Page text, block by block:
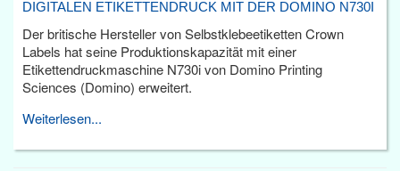
DIGITALEN ETIKETTENDRUCK MIT DER DOMINO N730I
Der britische Hersteller von Selbstklebeetiketten Crown
Labels hat seine Produktionskapazität mit einer
Etikettendruckmaschine N730i von Domino Printing
Sciences (Domino) erweitert.
Weiterlesen...